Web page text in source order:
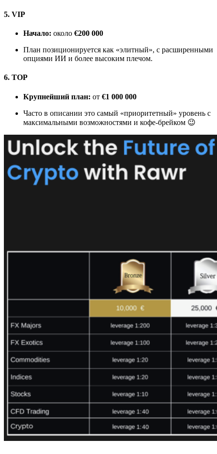
5. VIP
Начало: около €200 000
План позиционируется как «элитный», с расширенными
опциями ИИ и более высоким плечом.
6. TOP
Крупнейший план: от €1 000 000
Часто в описании это самый «приоритетный» уровень с
максимальными возможностями и кофе-брейком 😉